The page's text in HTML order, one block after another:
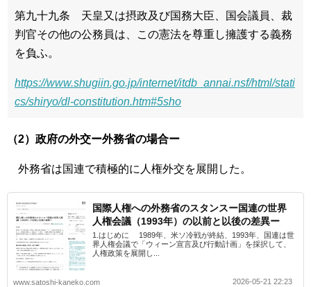
第九十九条 天皇又は摂政及び国務大臣、国会議員、裁
判官その他の公務員は、この憲法を尊重し擁護する義務
を負ふ。
https://www.shugiin.go.jp/internet/itdb_annai.nsf/html/stati
cs/shiryo/dl-constitution.htm#5sho
（2）政府の外交ー外務省の場合ー
外務省は国連で積極的に人権外交を展開した。
国際人権への外務省のスタンスー国連の世界
人権会議（1993年）の以前と以後の差異ー
1.はじめに 1989年、米ソ冷戦が終結、1993年、国連は世
界人権会議で「ウィーン宣言及び行動計画」を採択して、
人権政策を展開し...
www.satoshi-kaneko.com 2026-05-21 22:23